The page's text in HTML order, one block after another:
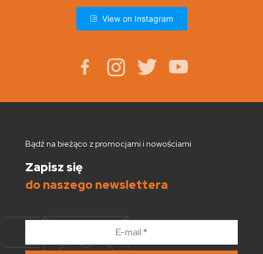
View on Instagram
Bądź na bieżąco z promocjami i nowościami
Zapisz się
do naszego newslettera
*